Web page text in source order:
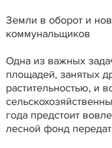
Земли в оборот и
коммунальщиков
Одна из важных
площадей, занятых
растительностью, и
года предстоит
лесной фонд